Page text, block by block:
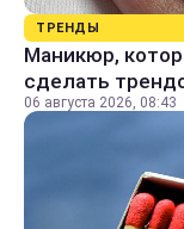
ТРЕНДЫ
Маникюр,
сделать
06 августа 2026, 08:43